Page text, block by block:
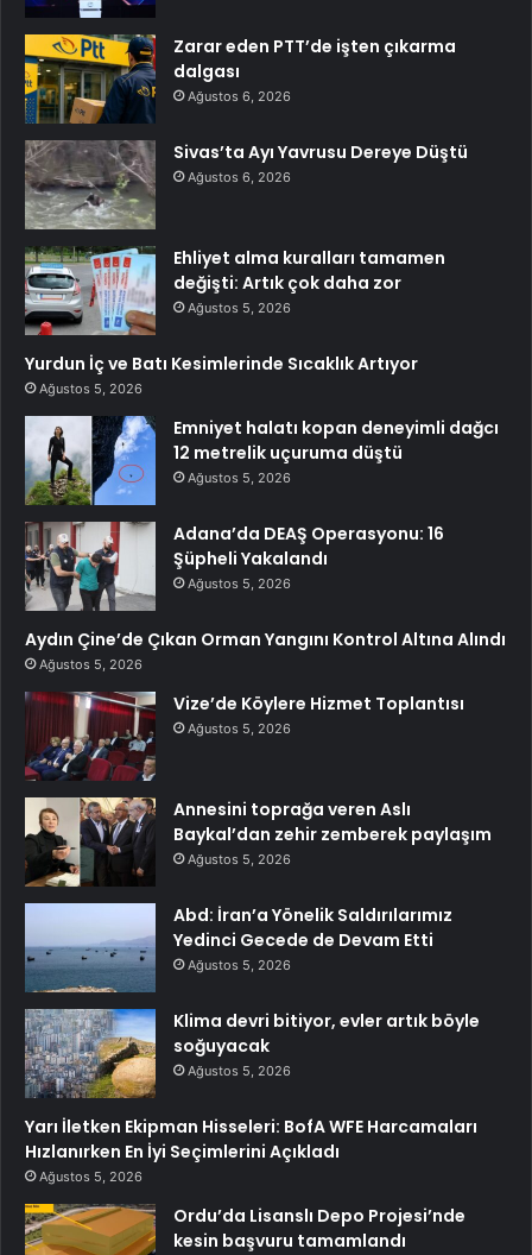
Zarar eden PTT’de işten çıkarma
dalgası
Ağustos 6, 2026
Sivas’ta Ayı Yavrusu Dereye Düştü
Ağustos 6, 2026
Ehliyet alma kuralları tamamen
değişti: Artık çok daha zor
Ağustos 5, 2026
Yurdun İç ve Batı Kesimlerinde Sıcaklık Artıyor
Ağustos 5, 2026
Emniyet halatı kopan deneyimli dağcı
12 metrelik uçuruma düştü
Ağustos 5, 2026
Adana’da DEAŞ Operasyonu: 16
Şüpheli Yakalandı
Ağustos 5, 2026
Aydın Çine’de Çıkan Orman Yangını Kontrol Altına Alındı
Ağustos 5, 2026
Vize’de Köylere Hizmet Toplantısı
Ağustos 5, 2026
Annesini toprağa veren Aslı
Baykal’dan zehir zemberek paylaşım
Ağustos 5, 2026
Abd: İran’a Yönelik Saldırılarımız
Yedinci Gecede de Devam Etti
Ağustos 5, 2026
Klima devri bitiyor, evler artık böyle
soğuyacak
Ağustos 5, 2026
Yarı İletken Ekipman Hisseleri: BofA WFE Harcamaları
Hızlanırken En İyi Seçimlerini Açıkladı
Ağustos 5, 2026
Ordu’da Lisanslı Depo Projesi’nde
kesin başvuru tamamlandı